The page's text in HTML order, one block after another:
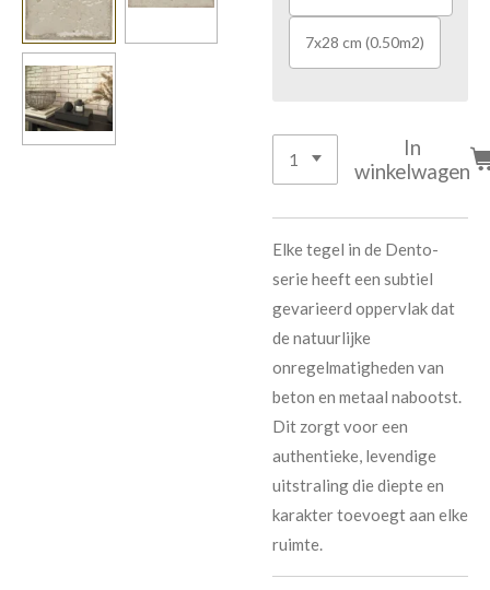
7x28 cm (0.50m2)
In
winkelwagen
Elke tegel in de Dento-
serie heeft een subtiel
gevarieerd oppervlak dat
de natuurlijke
onregelmatigheden van
beton en metaal nabootst.
Dit zorgt voor een
authentieke, levendige
uitstraling die diepte en
karakter toevoegt aan elke
ruimte.